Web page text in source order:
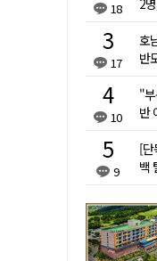
18
2
17
호
반
10
"
반
9
[단
백